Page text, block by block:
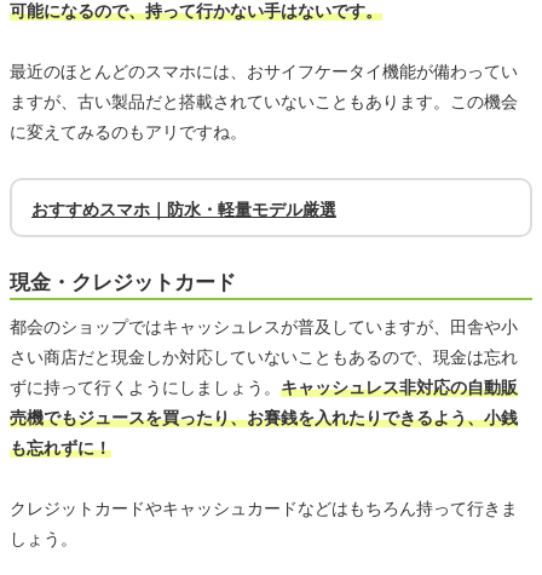
可能になるので、持って行かない手はないです。
最近のほとんどのスマホには、おサイフケータイ機能が備わってい
ますが、古い製品だと搭載されていないこともあります。この機会
に変えてみるのもアリですね。
おすすめスマホ｜防水・軽量モデル厳選
現金・クレジットカード
都会のショップではキャッシュレスが普及していますが、田舎や小
さい商店だと現金しか対応していないこともあるので、現金は忘れ
ずに持って行くようにしましょう。 キャッシュレス非対応の自動販
売機でもジュースを買ったり、お賽銭を入れたりできるよう、小銭
も忘れずに！
クレジットカードやキャッシュカードなどはもちろん持って行きま
しょう。